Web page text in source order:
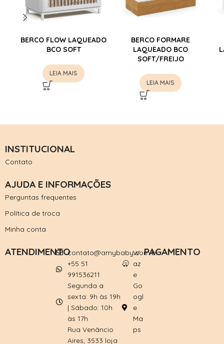
BERCO FLOW LAQUEADO
BCO SOFT
LEIA MAIS
BERCO FORMARE
LAQUEADO BCO
SOFT/FREIJO
LEIA MAIS
INSTITUCIONAL
Contato
AJUDA E INFORMAÇÕES
Perguntas frequentes
Política de troca
Minha conta
ATENDIMENTOcontato@amybaby.com.br
+55 51
991536211
Segunda a
sexta: 9h às 19h
| Sábado: 10h
às 17h
Rua Venâncio
Aires, 3533 loja
W
az
e
Go
ogl
e
Ma
ps
PAGAMENTO